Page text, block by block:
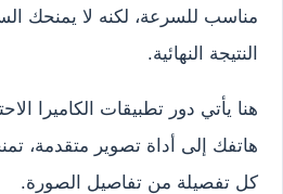
مناسب للسرعة، لكنه لا يمنحك
النتيجة النهائية.
هنا يأتي دور تطبيقات الكاميرا
هاتفك إلى أداة تصوير متقدمة،
كل تفصيلة من تفاصيل الصورة.